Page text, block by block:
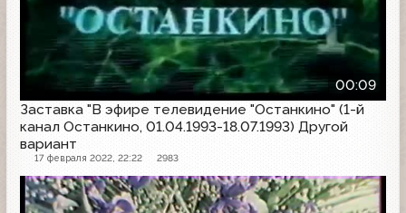
00:09
Заставка "В эфире телевидение "Останкино" (1-й
канал Останкино, 01.04.1993-18.07.1993) Другой
вариант
17 февраля 2022, 22:22 2983
Заставка